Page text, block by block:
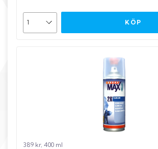
KÖP
389 kr, 400 ml